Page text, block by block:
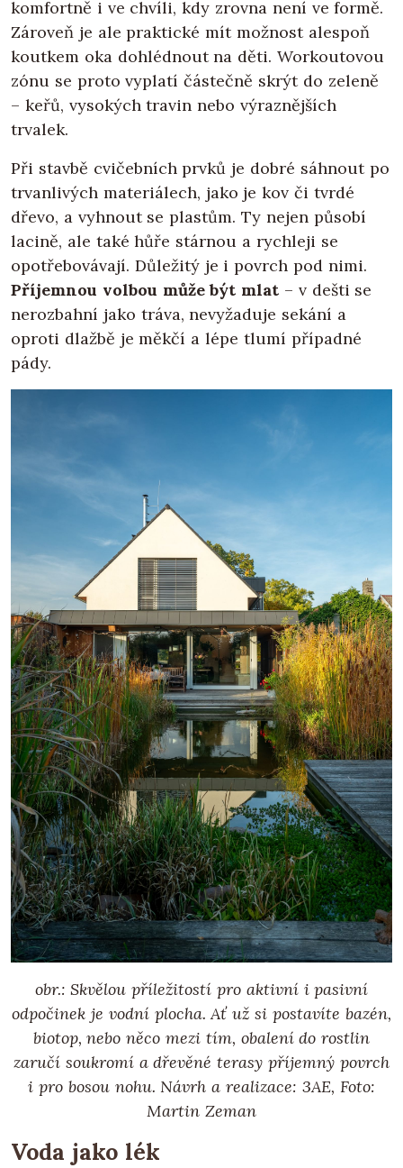
komfortně i ve chvíli, kdy zrovna není ve formě.
Zároveň je ale praktické mít možnost alespoň
koutkem oka dohlédnout na děti. Workoutovou
zónu se proto vyplatí částečně skrýt do zeleně
– keřů, vysokých travin nebo výraznějších
trvalek.
Při stavbě cvičebních prvků je dobré sáhnout po
trvanlivých materiálech, jako je kov či tvrdé
dřevo, a vyhnout se plastům. Ty nejen působí
lacině, ale také hůře stárnou a rychleji se
opotřebovávají. Důležitý je i povrch pod nimi.
Příjemnou volbou může být mlat – v dešti se
nerozbahní jako tráva, nevyžaduje sekání a
oproti dlažbě je měkčí a lépe tlumí případné
pády.
obr.: Skvělou příležitostí pro aktivní i pasivní
odpočinek je vodní plocha. Ať už si postavíte bazén,
biotop, nebo něco mezi tím, obalení do rostlin
zaručí soukromí a dřevěné terasy příjemný povrch
i pro bosou nohu. Návrh a realizace: 3AE, Foto:
Martin Zeman
Voda jako lék